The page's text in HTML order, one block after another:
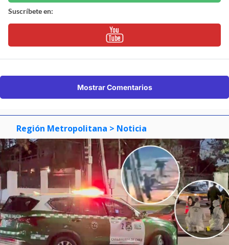
Suscríbete en:
Mostrar Comentarios
Región Metropolitana > Noticia